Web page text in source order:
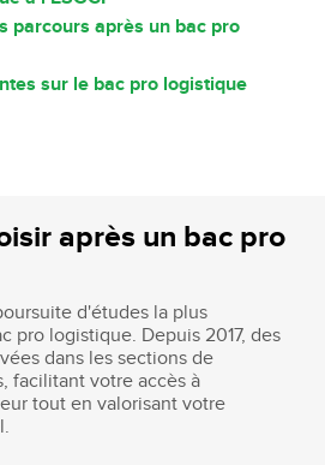
parcours après un bac pro
sur le bac pro logistique
après un bac pro
d'études la plus
pro logistique. Depuis 2017, des
dans les sections de
facilitant votre accès à
tout en valorisant votre